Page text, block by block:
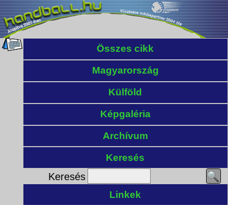
Összes cikk
Magyarország
Külföld
Képgaléria
Archívum
Keresés
Keresés
Linkek